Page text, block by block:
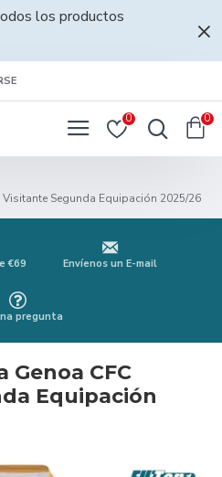
los productos
0 0
Visitante Segunda Equipación 2025/26
€69 Envíenos un E-mail
pregunta
Genoa CFC
Equipación